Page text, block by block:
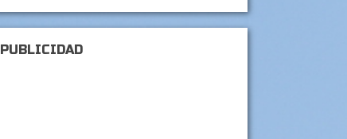
PUBLICIDAD